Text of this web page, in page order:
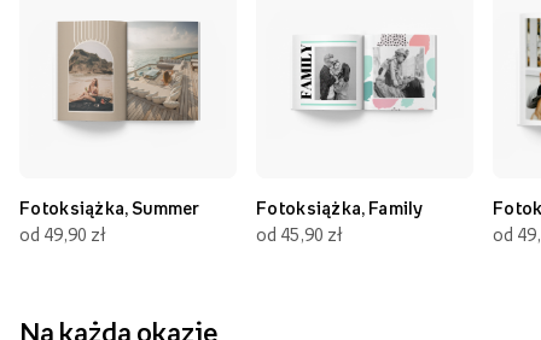
Fotoksiążka, Summer
od 49,90 zł
Fotoksiążka, Family
od 45,90 zł
od
Na każdą okazję